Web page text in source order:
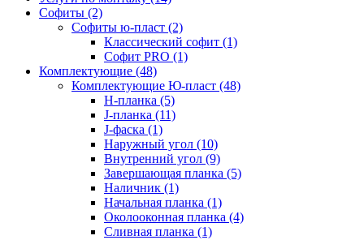
Софиты (2)
Софиты ю-пласт (2)
Классический софит (1)
Софит PRO (1)
Комплектующие (48)
Комплектующие Ю-пласт (48)
H-планка (5)
J-планка (11)
J-фаска (1)
Наружный угол (10)
Внутренний угол (9)
Завершающая планка (5)
Наличник (1)
Начальная планка (1)
Околооконная планка (4)
Сливная планка (1)